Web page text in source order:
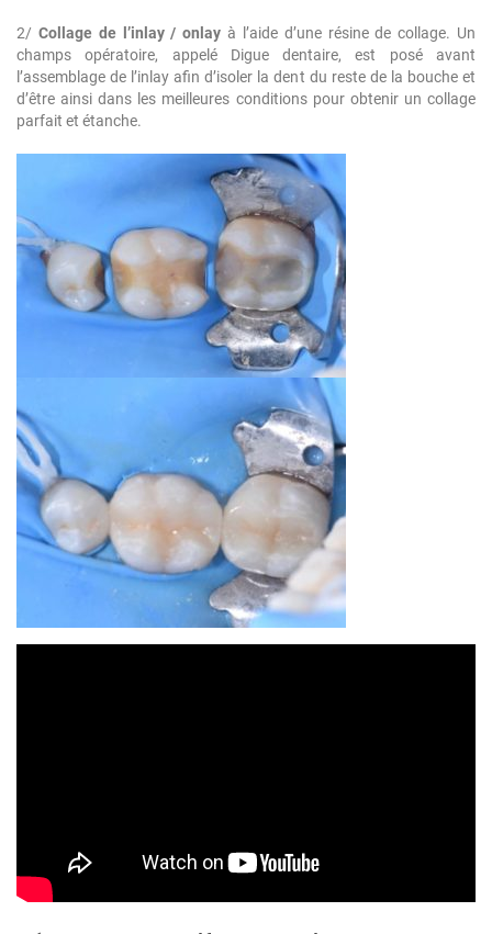
2/ Collage de l’inlay / onlay à l’aide d’une résine de collage. Un
champs opératoire, appelé Digue dentaire, est posé avant
l’assemblage de l’inlay afin d’isoler la dent du reste de la bouche et
d’être ainsi dans les meilleures conditions pour obtenir un collage
parfait et étanche.